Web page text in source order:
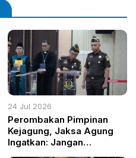
24 Jul 2026
Perombakan Pimpinan
Kejagung, Jaksa Agung
Ingatkan: Jangan